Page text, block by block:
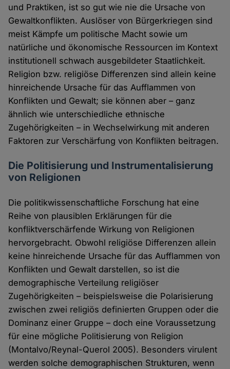
und Praktiken, ist so gut wie nie die Ursache von
Gewaltkonflikten. Auslöser von Bürgerkriegen sind
meist Kämpfe um politische Macht sowie um
natürliche und ökonomische Ressourcen im Kontext
institutionell schwach ausgebildeter Staatlichkeit.
Religion bzw. religiöse Differenzen sind allein keine
hinreichende Ursache für das Aufflammen von
Konflikten und Gewalt; sie können aber – ganz
ähnlich wie unterschiedliche ethnische
Zugehörigkeiten – in Wechselwirkung mit anderen
Faktoren zur Verschärfung von Konflikten beitragen.
Die Politisierung und Instrumentalisierung
von Religionen
Die politikwissenschaftliche Forschung hat eine
Reihe von plausiblen Erklärungen für die
konfliktverschärfende Wirkung von Religionen
hervorgebracht. Obwohl religiöse Differenzen allein
keine hinreichende Ursache für das Aufflammen von
Konflikten und Gewalt darstellen, so ist die
demographische Verteilung religiöser
Zugehörigkeiten – beispielsweise die Polarisierung
zwischen zwei religiös definierten Gruppen oder die
Dominanz einer Gruppe – doch eine Voraussetzung
für eine mögliche Politisierung von Religion
(Montalvo/Reynal-Querol 2005). Besonders virulent
werden solche demographischen Strukturen, wenn